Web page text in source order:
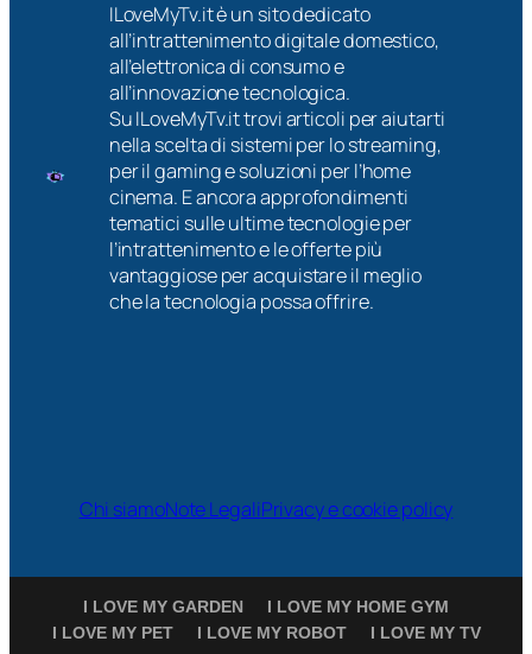
ILoveMyTv.it è un sito dedicato
all’intrattenimento digitale domestico,
all’elettronica di consumo e
all’innovazione tecnologica.
Su ILoveMyTv.it trovi articoli per aiutarti
nella scelta di sistemi per lo streaming,
per il gaming e soluzioni per l’home
cinema. E ancora approfondimenti
tematici sulle ultime tecnologie per
l’intrattenimento e le offerte più
vantaggiose per acquistare il meglio
che la tecnologia possa offrire.
Chi siamoNote LegaliPrivacy e cookie policy
I LOVE MY GARDEN
I LOVE MY HOME GYM
I LOVE MY PET
I LOVE MY ROBOT I LOVE MY TV